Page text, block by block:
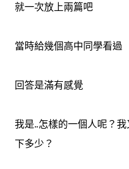
就一次放上兩篇吧
當時給幾個高中同學看過
回答是滿有感覺
我是..怎樣的一個人呢？
下多少？